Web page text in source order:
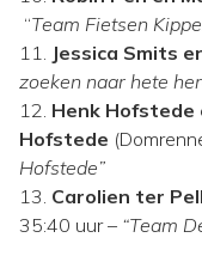
“Team Fietsen
11. Jessica Smits
zoeken naar hete
12. Henk
Hofstede
Hofstede”
13. Carolien ter
35:40 uur – “Team